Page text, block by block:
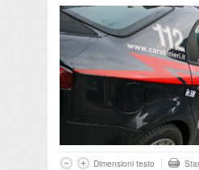
Dimensioni testo